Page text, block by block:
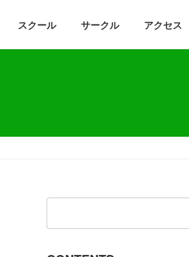
スクール サークル アクセス